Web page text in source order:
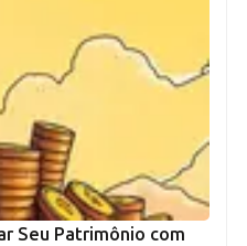
Seu Patrimônio com